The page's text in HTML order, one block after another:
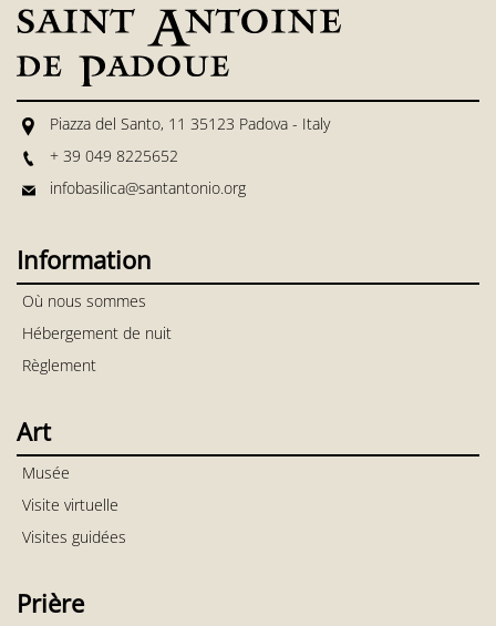
Piazza del Santo, 11 35123 Padova - Italy
+ 39 049 8225652
infobasilica@santantonio.org
Information
Où nous sommes
Hébergement de nuit
Règlement
Art
Musée
Visite virtuelle
Visites guidées
Prière